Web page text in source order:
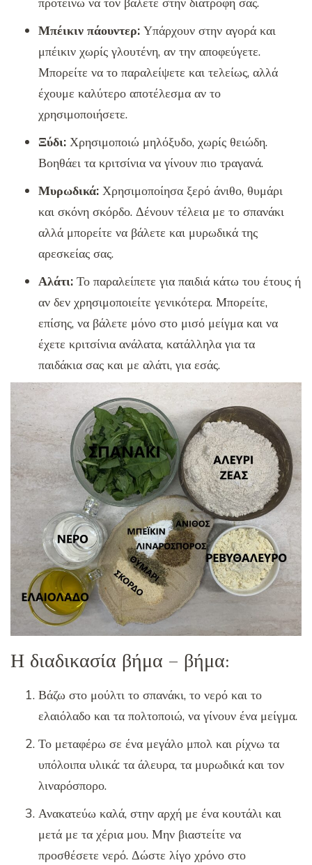
Μπέικιν πάουντερ: Υπάρχουν στην αγορά και
μπέικιν χωρίς γλουτένη, αν την αποφεύγετε.
Μπορείτε να το παραλείψετε και τελείως, αλλά
έχουμε καλύτερο αποτέλεσμα αν το
χρησιμοποιήσετε.
Ξύδι: Χρησιμοποιώ μηλόξυδο, χωρίς θειώδη.
Βοηθάει τα κριτσίνια να γίνουν πιο τραγανά.
Μυρωδικά: Χρησιμοποίησα ξερό άνιθο, θυμάρι
και σκόνη σκόρδο. Δένουν τέλεια με το σπανάκι
αλλά μπορείτε να βάλετε και μυρωδικά της
αρεσκείας σας.
Αλάτι: Το παραλείπετε για παιδιά κάτω του έτους ή
αν δεν χρησιμοποιείτε γενικότερα. Μπορείτε,
επίσης, να βάλετε μόνο στο μισό μείγμα και να
έχετε κριτσίνια ανάλατα, κατάλληλα για τα
παιδάκια σας και με αλάτι, για εσάς.
Η διαδικασία βήμα – βήμα:
Βάζω στο μούλτι το σπανάκι, το νερό και το
ελαιόλαδο και τα πολτοποιώ, να γίνουν ένα μείγμα.
Το μεταφέρω σε ένα μεγάλο μπολ και ρίχνω τα
υπόλοιπα υλικά: τα άλευρα, τα μυρωδικά και τον
λιναρόσπορο.
Ανακατεύω καλά, στην αρχή με ένα κουτάλι και
μετά με τα χέρια μου. Μην βιαστείτε να
προσθέσετε νερό. Δώστε λίγο χρόνο στο